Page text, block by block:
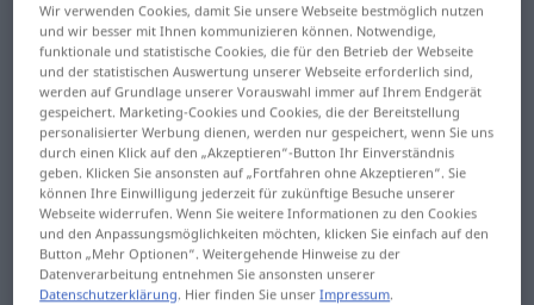
radyoevi ... rahatsızlık
rahibe ... raks
raksetmek ... ranza
rap ... rastlantı
rastık ... reaktif
reaktör ... refleks
revak ... rezene
rezerv ... rical
ricat ... riziko
rizikolu ... romantik
romantizm ... ruh
ruh bilimci ... ruhötesi
Wir verwenden Cookies, damit Sie unsere Webseite bestmöglich nutzen
und wir besser mit Ihnen kommunizieren können. Notwendige,
funktionale und statistische Cookies, die für den Betrieb der Webseite
und der statistischen Auswertung unserer Webseite erforderlich sind,
werden auf Grundlage unserer Vorauswahl immer auf Ihrem Endgerät
gespeichert. Marketing-Cookies und Cookies, die der Bereitstellung
personalisierter Werbung dienen, werden nur gespeichert, wenn Sie uns
durch einen Klick auf den „Akzeptieren“-Button Ihr Einverständnis
geben. Klicken Sie ansonsten auf „Fortfahren ohne Akzeptieren“. Sie
können Ihre Einwilligung jederzeit für zukünftige Besuche unserer
Webseite widerrufen. Wenn Sie weitere Informationen zu den Cookies
und den Anpassungsmöglichkeiten möchten, klicken Sie einfach auf den
Button „Mehr Optionen“. Weitergehende Hinweise zu der
Datenverarbeitung entnehmen Sie ansonsten unserer
Datenschutzerklärung. Hier finden Sie unserImpressum.